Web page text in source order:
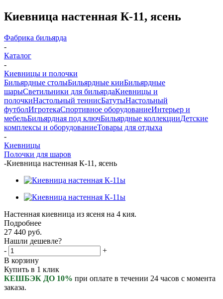
Киевница настенная К-11, ясень
Фабрика бильярда
-
Каталог
-
Киевницы и полочки
Бильярдные столыБильярдные кииБильярдные
шарыСветильники для бильярдаКиевницы и
полочкиНастольный теннисБатутыНастольный
футболИгротекаСпортивное оборудованиеИнтерьер и
мебельБильярдная под ключБильярдные коллекцииДетские
комплексы и оборудованиеТовары для отдыха
-
Киевницы
Полочки для шаров
-Киевница настенная К-11, ясень
Настенная киевница из ясеня на 4 кия.
Подробнее
27 440 руб.
Нашли дешевле?
-
+
В корзину
Купить в 1 клик
КЕШБЭК ДО 10% при оплате в течении 24 часов с момента
заказа.